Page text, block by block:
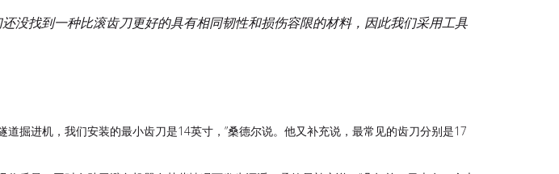
没找到一种比滚齿刀更好的具有相同韧性和损伤容限的材料，因此我们采用工具
掘进机，我们安装的最小齿刀是14英寸，”桑德尔说。他又补充说，最常见的齿刀分别是17